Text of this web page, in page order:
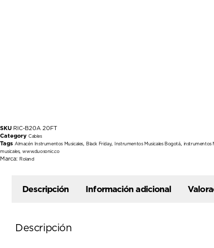
SKU RIC-B20A 20FT
Category Cables
Tags Almacén Instrumentos Musicales, Black Friday, Instrumentos Musicales Bogotá, instrumentos
musicales,www.duosonic.co
Marca: Roland
Descripción Información adicional
Descripción